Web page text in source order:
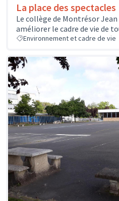
La place des spectacles
Le collège de Montrésor Jean
améliorer le cadre de vie de
Environnement et cadre de vie